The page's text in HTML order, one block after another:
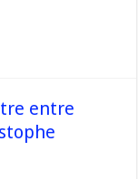
entre